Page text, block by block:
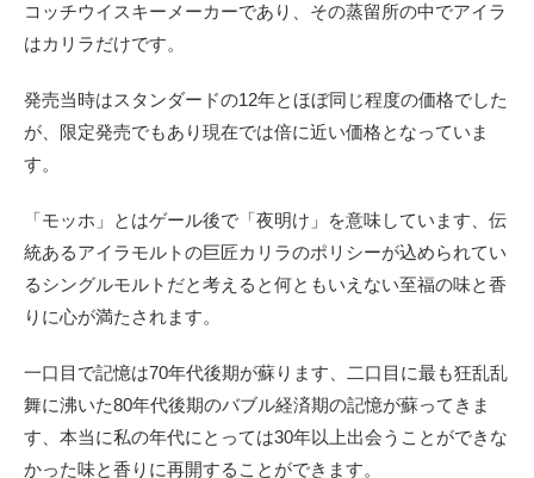
コッチウイスキーメーカーであり、その蒸留所の中でアイラ
はカリラだけです。
発売当時はスタンダードの12年とほぼ同じ程度の価格でした
が、限定発売でもあり現在では倍に近い価格となっていま
す。
「モッホ」とはゲール後で「夜明け」を意味しています、伝
統あるアイラモルトの巨匠カリラのポリシーが込められてい
るシングルモルトだと考えると何ともいえない至福の味と香
りに心が満たされます。
一口目で記憶は70年代後期が蘇ります、二口目に最も狂乱乱
舞に沸いた80年代後期のバブル経済期の記憶が蘇ってきま
す、本当に私の年代にとっては30年以上出会うことができな
かった味と香りに再開することができます。